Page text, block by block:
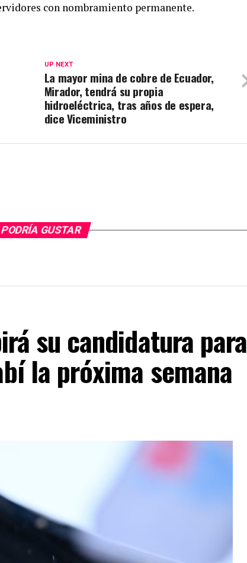
con nombramiento permanente.
UP NEXT
La mayor mina de cobre de Ecuador,
Mirador, tendrá su propia
hidroeléctrica, tras años de espera,
dice Viceministro
PODRÍA GUSTAR
su candidatura para
la próxima semana